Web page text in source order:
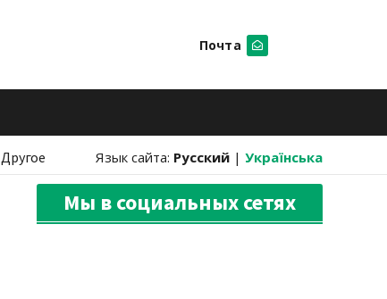
Почта
Другое Язык сайта: Русский | Українська
Мы в социальных сетях